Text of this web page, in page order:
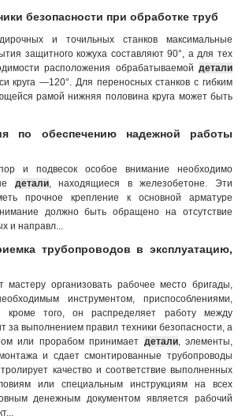
безопасности при обработке труб
и точильных станков максимальные
защитного кожуха составляют 90°, а для тех
расположения обрабатываемой детали
круга —120°. Для переносных станков с гибким
рамой нижняя половина круга может быть
по обеспечению надежной работы
и подвесок особое внимание необходимо
детали, находящиеся в железобетоне. Эти
прочное крепление к основной арматуре
должно быть обращено на отсутствие
и направл...
трубопроводов в эксплуатацию,
мастеру организовать рабочее место бригады,
инструментом, приспособлениями,
кроме того, он распределяет работу между
за выполнением правил техники безопасности, а
или прорабом принимает детали, элементы,
и сдает смонтированные трубопроводы
качество и соответствие выполненных
или специальным инструкциям на всех
денежным документом является рабочий